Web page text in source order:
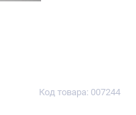
Код товара: 007244